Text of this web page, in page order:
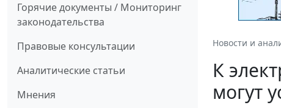
Горячие документы / Мониторинг
законодательства
Правовые консультации
Аналитические статьи
Мнения
Новости и
К
могут